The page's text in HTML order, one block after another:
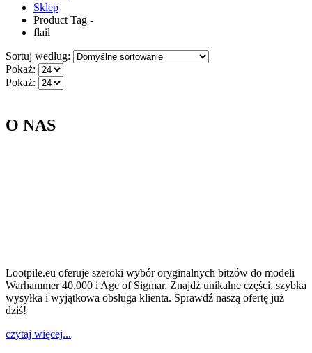
Sklep
Product Tag -
flail
Sortuj według:
Pokaż:
Pokaż:
O NAS
Lootpile.eu oferuje szeroki wybór oryginalnych bitzów do modeli
Warhammer 40,000 i Age of Sigmar. Znajdź unikalne części, szybka
wysyłka i wyjątkowa obsługa klienta. Sprawdź naszą ofertę już
dziś!
czytaj więcej...